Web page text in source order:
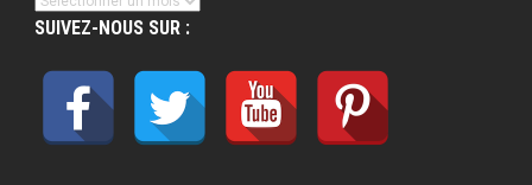
SUIVEZ-NOUS SUR :